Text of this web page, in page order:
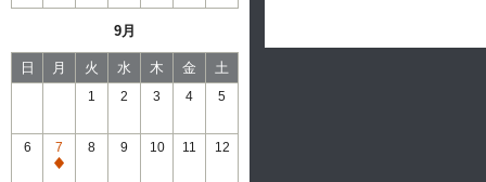
館
館
9月
日 月 火 水 木 金 土
1 2 3 4 5
6
7
通
8 9 10 11 12